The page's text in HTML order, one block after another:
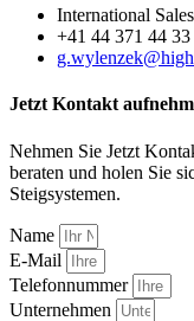
International
+41 44 371 44 33
Jetzt Kontakt
Nehmen Sie Jetzt
beraten und holen Sie
Steigsystemen.
Name
E-Mail
Telefonnummer
Unternehmen